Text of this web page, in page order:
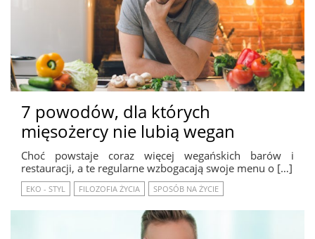
7 powodów, dla których
mięsożercy nie lubią wegan
Choć powstaje coraz więcej wegańskich barów i
restauracji, a te regularne wzbogacają swoje menu o […]
EKO - STYL FILOZOFIA ŻYCIA SPOSÓB NA ŻYCIE